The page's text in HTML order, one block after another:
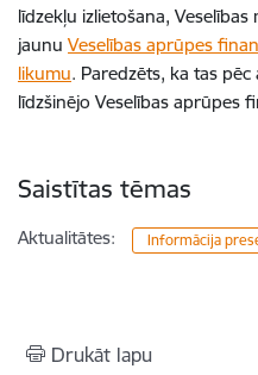
līdzekļu izlietošana,
jaunu Veselības aprūpes
likumu. Paredzēts, ka tas
līdzšinējo Veselības aprūpes
Saistītas tēmas
Aktualitātes: Informācija
Drukāt lapu